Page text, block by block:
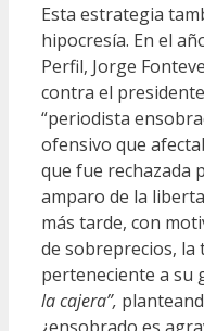
Esta estrategia
hipocresía. En el
Perfil, Jorge
contra el
“periodista
ofensivo que
que fue rechazada
amparo de la
más tarde, con
de sobreprecios, la
perteneciente a su
la cajera”,